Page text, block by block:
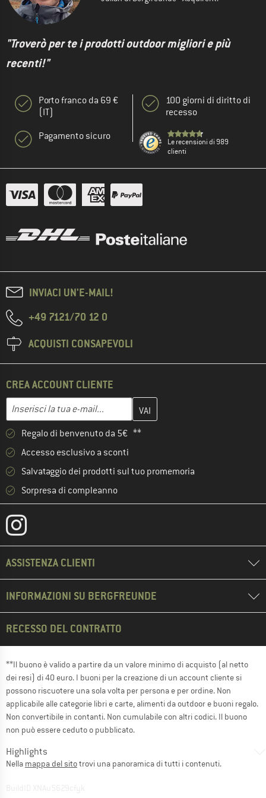
"Troverò per te i prodotti outdoor migliori e più
recenti!"
Porto franco da 69 €
(IT)
Pagamento sicuro
100 giorni di diritto di
recesso
Le recensioni di 989
clienti
INVIACI UN'E-MAIL!
+49 7121/70 12 0
ACQUISTI CONSAPEVOLI
CREA ACCOUNT CLIENTE
Indirizzo e-mail
Inserisci qui il tuo indirizzo e-mail e crea il tuo account cliente
Regalo di benvenuto da 5€ **
Accesso esclusivo a sconti
Salvataggio dei prodotti sul tuo promemoria
Sorpresa di compleanno
ASSISTENZA CLIENTI
INFORMAZIONI SU BERGFREUNDE
RECESSO DEL CONTRATTO
**Il buono è valido a partire da un valore minimo di acquisto (al netto
dei resi) di 40 euro. I buoni per la creazione di un account cliente si
possono riscuotere una sola volta per persona e per ordine. Non
applicabile alle categorie libri e carte, alimenti da outdoor e buoni regalo.
Non convertibile in contanti. Non cumulabile con altri codici. Il buono
non può essere ceduto o pubblicato.
Highlights
Nella mappa del sitotrovi una panoramica di tutti i contenuti.